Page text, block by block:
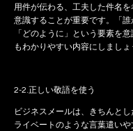
用件が伝わる、工夫した件名
意識することが重要です。「誰
「どのように」という要素を
もわかりやすい内容にしましょ
2-2.正しい敬語を使う
ビジネスメールは、きちんと
ライベートのような言葉遣い